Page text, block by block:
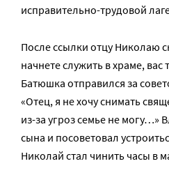
исправительно-трудовой
После ссылки отцу Николаю
начнете служить в храме, вас
Батюшка отправился за
«Отец, я не хочу снимать
из-за угроз семье не могу…»
сына и посоветовал
Николай стал чинить часы в